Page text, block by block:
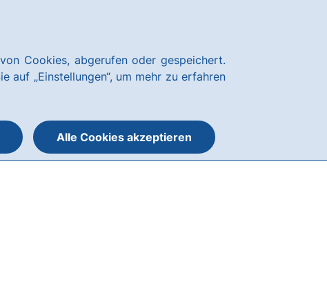
Cookies, abgerufen oder gespeichert.
auf „Einstellungen“, um mehr zu erfahren
Alle Cookies akzeptieren
hausbanking